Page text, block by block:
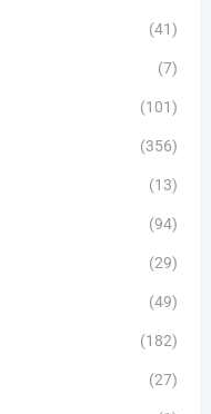
(41)
(7)
(101)
(356)
(13)
(94)
(29)
(49)
(182)
(27)